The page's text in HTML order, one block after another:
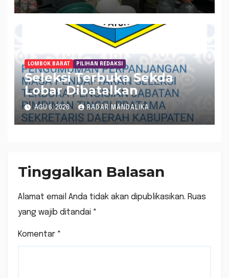
LOMBOK BARAT PILIHAN REDAKSI
Seleksi Terbuka Sekda
Lobar Dibatalkan
AGU 6, 2026 RADAR MANDALIKA
Tinggalkan Balasan
Alamat email Anda tidak akan dipublikasikan. Ruas
yang wajib ditandai *
Komentar *